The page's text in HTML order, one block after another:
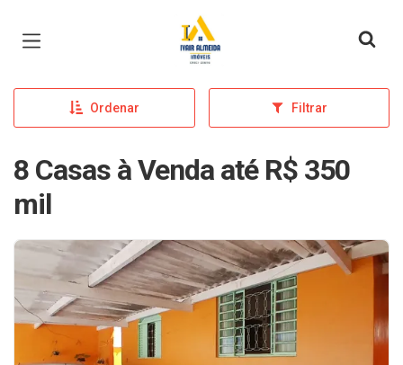
Página inicial
Ordenar Filtrar
8 Casas à Venda até R$ 350
mil